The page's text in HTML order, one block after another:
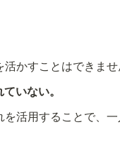
かすことはできませ
いない。
を活用することで、